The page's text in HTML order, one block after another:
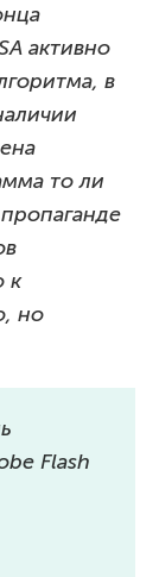
активно
в
то ли
к
но
Flash